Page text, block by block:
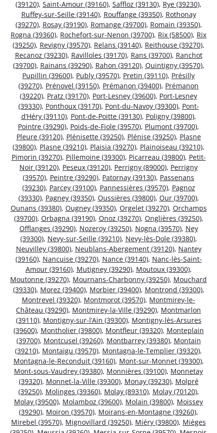
(39120), Saint-Amour (39160), Saffloz (39130), Rye (39230),
Ruffey-sur-Seille (39140), Rouffange (39350), Rothonay
(39270), Rosay (39190), Romange (39700), Romain (39350),
Rogna (39360), Rochefort-sur-Nenon (39700), Rix (58500), Rix
(39250), Revigny (39570), Relans (39140), Reithouse (39270),
Recanoz (39230), Ravilloles (39170), Rans (39700), Ranchot
(39700), Rainans (39290), Rahon (39120), Quintigny (39570),
Pupillin (39600), Publy (39570), Pretin (39110), Présilly
(39270), Prénovel (39150), Prémanon (39400), Prémanon
(39220), Pratz (39170), Port-Lesney (39600), Port-Lesney
(39330), Ponthoux (39170), Pont-du-Navoy (39300), Pont-
d’Héry (39110), Pont-de-Poitte (39130), Poligny (39800),
Pointre (39290), Poids-de-Fiole (39570), Plumont (39700),
Pleure (39120), Plénisette (39250), Plénise (39250), Plasne
(39800), Plasne (39210), Plaisia (39270), Plainoiseau (39210),
Pimorin (39270), Pillemoine (39300), Picarreau (39800), Petit-
Noir (39120), Peseux (39120), Perrigny (89000), Perrigny
(39570), Peintre (39290), Patornay (39130), Passenans
(39230), Parcey (39100), Pannessières (39570), Pagnoz
(39330), Pagney (39350), Oussières (39800), Our (39700),
Ounans (39380), Ougney (39350), Orgelet (39270), Orchamps
(39700), Orbagna (39190), Onoz (39270), Onglières (39250),
Offlanges (39290), Nozeroy (39250), Nogna (39570), Ney
(39300), Nevy-sur-Seille (39210), Nevy-lès-Dole (39380),
Neuvilley (39800), Neublans-Abergement (39120), Nantey
(39160), Nancuise (39270), Nance (39140), Nanc-lès-Saint-
Amour (39160), Mutigney (39290), Moutoux (39300),
Moutonne (39270), Mournans-Charbonny (39250), Mouchard
(39330), Morez (39400), Morbier (39400), Montrond (39300),
Montrevel (39320), Montmorot (39570), Montmirey-le-
Château (39290), Montmirey-la-Ville (39290), Montmarlon
(39110), Montigny-sur-l’Ain (39300), Montigny-lès-Arsures
(39600), Montholier (39800), Montfleur (39320), Monteplain
(39700), Montcusel (39260), Montbarrey (39380), Montain
(39210), Montaigu (39570), Montagna-le-Templier (39320),
Montagna-le-Reconduit (39160), Mont-sur-Monnet (39300),
Mont-sous-Vaudrey (39380), Monnières (39100), Monnetay
(39320), Monnet-la-Ville (39300), Monay (39230), Molpré
(39250), Molinges (39360), Molay (89310), Molay (70120),
Molay (39500), Molamboz (39600), Molain (39800), Moissey
(39290), Moiron (39570), Moirans-en-Montagne (39260),
Mirebel (39570), Mignovillard (39250), Miéry (39800), Mièges